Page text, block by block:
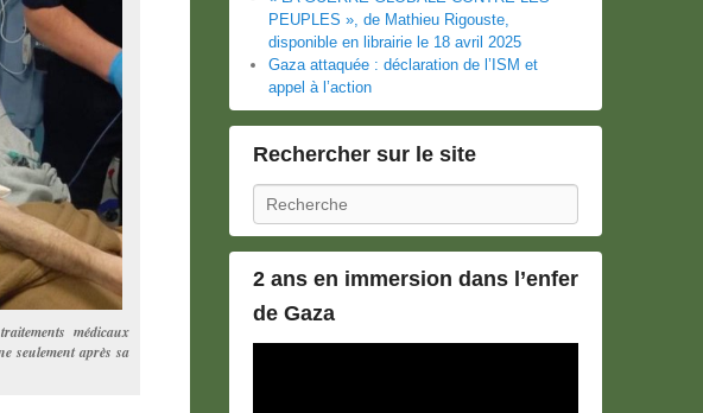
médicaux
seulement après sa
PEUPLES », de Mathieu Rigouste,
disponible en librairie le 18 avril 2025
Gaza attaquée : déclaration de l’ISM et
appel à l’action
Rechercher sur le site
Recherche
2 ans en immersion dans l’enfer
de Gaza